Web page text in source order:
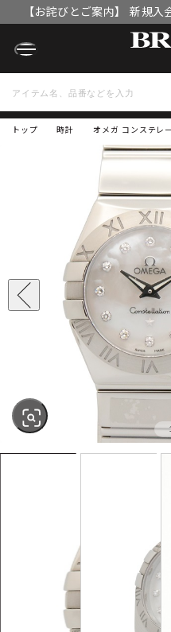
【お詫びとご案内】 新規
OFFクーポン」
トップ オメガ コンステレ
時計